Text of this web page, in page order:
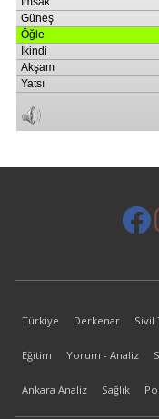
Türkiye Derkenar Sivil
Eğitim Yorum - Analiz
Ankara Analiz Sağlık